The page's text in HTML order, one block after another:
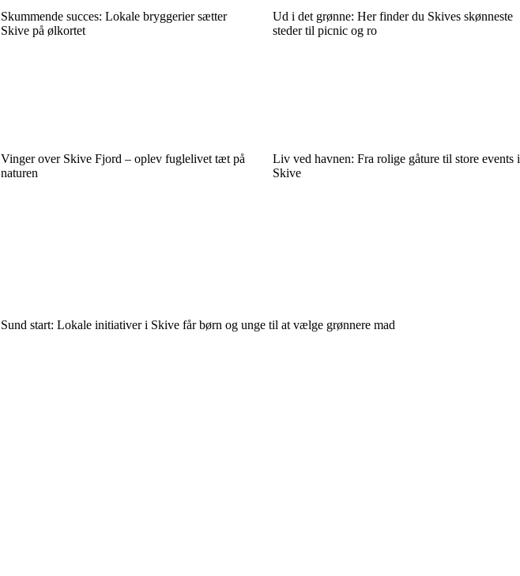
Skummende succes: Lokale bryggerier sætter
Skive på ølkortet
Ud i det grønne: Her finder du Skives skønneste
steder til picnic og ro
Vinger over Skive Fjord – oplev fuglelivet tæt på
naturen
Liv ved havnen: Fra rolige gåture til store events i
Skive
Sund start: Lokale initiativer i Skive får børn og unge til at vælge grønnere mad